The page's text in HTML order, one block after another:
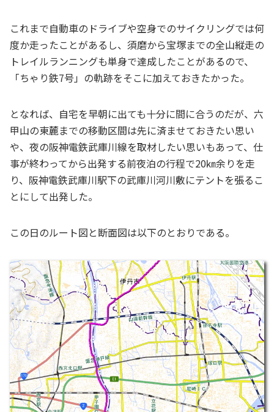
これまで自動車のドライブや空身でのサイクリングでは何
度か走ったことがあるし、須磨から宝塚までの全山縦走の
トレイルランニングも単身で達成したことがあるので、
「ちゃり鉄7号」の軌跡をそこに加えておきたかった。
となれば、自宅を早朝に出ても十分に間に合うのだが、六
甲山の東麓までの移動区間は先に済ませておきたい思い
や、夜の阪神電鉄武庫川線を取材したい思いもあって、仕
事が終わってから出発する前夜泊の行程で20㎞余りを走
り、阪神電鉄武庫川駅下の武庫川河川敷にテントを張るこ
とにして出発した。
この日のルート図と断面図は以下のとおりである。